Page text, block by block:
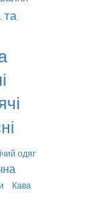
та
одяг
Кава